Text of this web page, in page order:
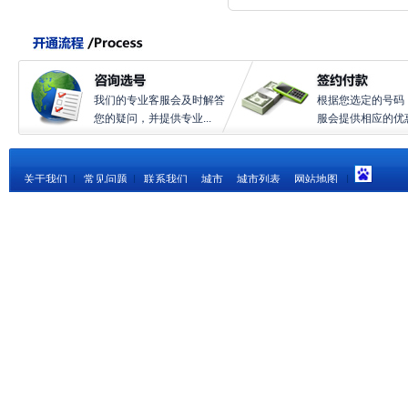
我们的专业客服会及时解答
您的疑问，并提供专业...
根据您选定的号码
服会提供相应的优
关于我们 常见问题 联系我们 城市 城市列表 网站地图